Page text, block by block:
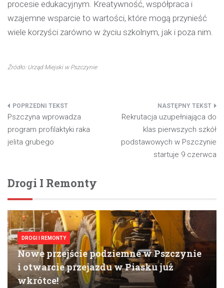
procesie edukacyjnym. Kreatywność, współpraca i
wzajemne wsparcie to wartości, które mogą przynieść
wiele korzyści zarówno w życiu szkolnym, jak i poza nim.
Źródło: Urząd Miejski w Pszczynie
Nawigacja
wpisu
Pszczyna wprowadza
program profilaktyki raka
jelita grubego
Rekrutacja uzupełniająca do
klas pierwszych szkół
podstawowych w Pszczynie
startuje 9 czerwca
Drogi I Remonty
DROGI I REMONTY
Nowe przejście podziemne w Pszczynie
i otwarcie przejazdu w Piasku już
wkrótce!